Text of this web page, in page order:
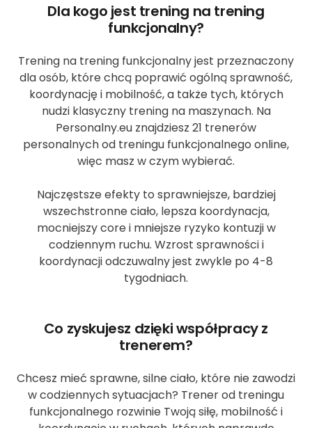
Dla kogo jest trening na trening
funkcjonalny?
Trening na trening funkcjonalny jest przeznaczony
dla osób, które chcą poprawić ogólną sprawność,
koordynację i mobilność, a także tych, których
nudzi klasyczny trening na maszynach. Na
Personalny.eu znajdziesz 21 trenerów
personalnych od treningu funkcjonalnego online,
więc masz w czym wybierać.
Najczęstsze efekty to sprawniejsze, bardziej
wszechstronne ciało, lepsza koordynacja,
mocniejszy core i mniejsze ryzyko kontuzji w
codziennym ruchu. Wzrost sprawności i
koordynacji odczuwalny jest zwykle po 4-8
tygodniach.
Co zyskujesz dzięki współpracy z
trenerem?
Chcesz mieć sprawne, silne ciało, które nie zawodzi
w codziennych sytuacjach? Trener od treningu
funkcjonalnego rozwinie Twoją siłę, mobilność i